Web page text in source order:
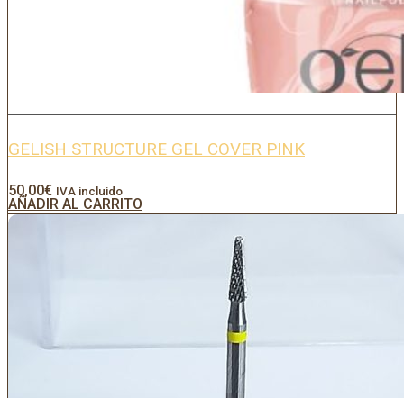
GELISH STRUCTURE GEL COVER PINK
50,00€ IVA incluido
AÑADIR AL CARRITO